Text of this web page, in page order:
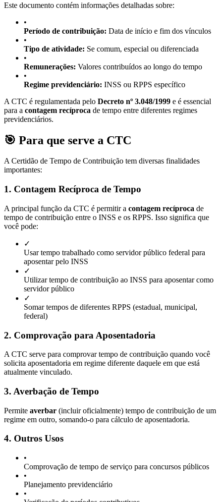
Este documento contém informações detalhadas sobre:
•
Período de contribuição: Data de início e fim dos vínculos
•
Tipo de atividade: Se comum, especial ou diferenciada
•
Remunerações: Valores contribuídos ao longo do tempo
•
Regime previdenciário: INSS ou RPPS específico
A CTC é regulamentada pelo Decreto nº 3.048/1999 e é essencial
para a contagem recíproca de tempo entre diferentes regimes
previdenciários.
🎯 Para que serve a CTC
A Certidão de Tempo de Contribuição tem diversas finalidades
importantes:
1. Contagem Recíproca de Tempo
A principal função da CTC é permitir a contagem recíproca de
tempo de contribuição entre o INSS e os RPPS. Isso significa que
você pode:
✓
Usar tempo trabalhado como servidor público federal para
aposentar pelo INSS
✓
Utilizar tempo de contribuição ao INSS para aposentar como
servidor público
✓
Somar tempos de diferentes RPPS (estadual, municipal,
federal)
2. Comprovação para Aposentadoria
A CTC serve para comprovar tempo de contribuição quando você
solicita aposentadoria em regime diferente daquele em que está
atualmente vinculado.
3. Averbação de Tempo
Permite averbar (incluir oficialmente) tempo de contribuição de um
regime em outro, somando-o para cálculo de aposentadoria.
4. Outros Usos
•
Comprovação de tempo de serviço para concursos públicos
•
Planejamento previdenciário
•